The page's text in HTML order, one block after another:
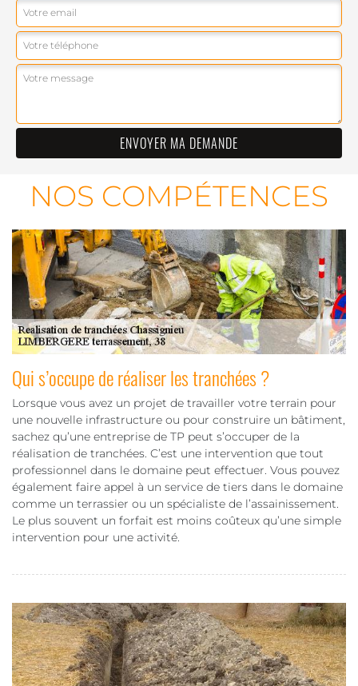
NOS COMPÉTENCES
Qui s’occupe de réaliser les tranchées ?
Lorsque vous avez un projet de travailler votre terrain pour
une nouvelle infrastructure ou pour construire un bâtiment,
sachez qu’une entreprise de TP peut s’occuper de la
réalisation de tranchées. C’est une intervention que tout
professionnel dans le domaine peut effectuer. Vous pouvez
également faire appel à un service de tiers dans le domaine
comme un terrassier ou un spécialiste de l’assainissement.
Le plus souvent un forfait est moins coûteux qu’une simple
intervention pour une activité.